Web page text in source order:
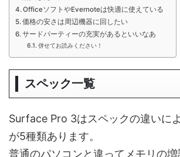
OfficeソフトやEvernoteは快適に使えている
価格の安さは周辺機器に回したい
サードパーティーの充実があるといいなあ
併せてお読みください！
スペック一覧
Surface Pro 3はスペックの違いに
が5種類あります。
普通のパソコンと違ってメモリの